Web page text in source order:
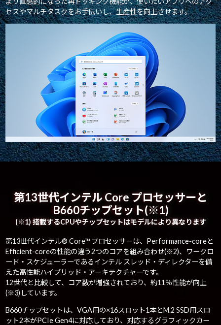
セスやマルチタスクをお手伝いし、生産性を向上させます。
第13世代インテル Core プロセッサーと
B660チップセット(※1)
(※1) 搭載するCPUやチップセットはモデルにより異なります
第13世代インテル® Core™ プロセッサーは、Performance-coreと
Efficient-coreの性能の違う2つのコアを組み合わせ(※2)、ワークロ
ード・スケジューラーであるインテル スレッド・ディレクターを備
えた高性能ハイブリッド・アーキテクチャーです。
12世代と比較して、コア数が増強されており、約11％性能が向上
(※3)しています。
B660チップセットは、VGA用の×16スロット1本とM.2 SSD用スロ
ット2本がPCIe Gen4に対応しており、対応するグラフィックカー